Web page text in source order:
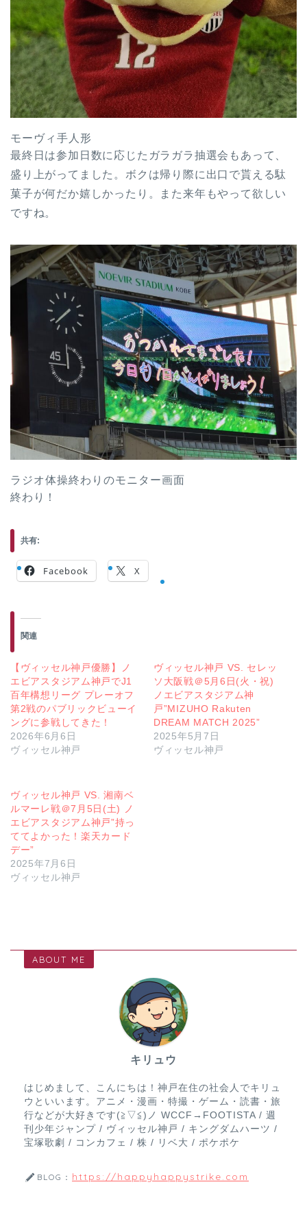
モーヴィ手人形
最終日は参加日数に応じたガラガラ抽選会もあって、
盛り上がってました。ボクは帰り際に出口で貰える駄
菓子が何だか嬉しかったり。また来年もやって欲しい
ですね。
ラジオ体操終わりのモニター画面
終わり！
共有:
Facebook X
関連
【ヴィッセル神戸優勝】ノ
エビアスタジアム神戸でJ1
百年構想リーグ プレーオフ
第2戦のパブリックビューイ
ングに参戦してきた！
2026年6月6日
ヴィッセル神戸
ヴィッセル神戸 VS. セレッ
ソ大阪戦＠5月6日(火・祝)
ノエビアスタジアム神
戸”MIZUHO Rakuten
DREAM MATCH 2025”
2025年5月7日
ヴィッセル神戸
ヴィッセル神戸 VS. 湘南ベ
ルマーレ戦＠7月5日(土) ノ
エビアスタジアム神戸”持っ
ててよかった！楽天カード
デー”
2025年7月6日
ヴィッセル神戸
ABOUT ME
キリュウ
はじめまして、こんにちは！神戸在住の社会人でキリュ
ウといいます。アニメ・漫画・特撮・ゲーム・読書・旅
行などが大好きです(≧▽≦)ノ WCCF→FOOTISTA / 週
刊少年ジャンプ / ヴィッセル神戸 / キングダムハーツ /
宝塚歌劇 / コンカフェ / 株 / リベ大 / ポケポケ
BLOG： https://happyhappystrike.com